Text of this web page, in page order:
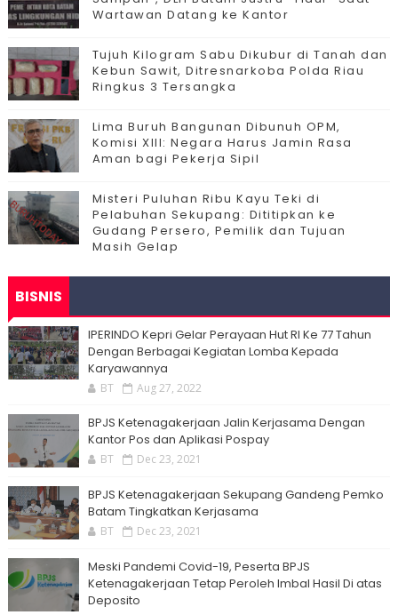
Wartawan Datang ke Kantor
Tujuh Kilogram Sabu Dikubur di Tanah dan
Kebun Sawit, Ditresnarkoba Polda Riau
Ringkus 3 Tersangka
Lima Buruh Bangunan Dibunuh OPM,
Komisi XIII: Negara Harus Jamin Rasa
Aman bagi Pekerja Sipil
Misteri Puluhan Ribu Kayu Teki di
Pelabuhan Sekupang: Dititipkan ke
Gudang Persero, Pemilik dan Tujuan
Masih Gelap
BISNIS
IPERINDO Kepri Gelar Perayaan Hut RI Ke 77 Tahun
Dengan Berbagai Kegiatan Lomba Kepada
Karyawannya
BT Aug 27, 2022
BPJS Ketenagakerjaan Jalin Kerjasama Dengan
Kantor Pos dan Aplikasi Pospay
BT Dec 23, 2021
BPJS Ketenagakerjaan Sekupang Gandeng Pemko
Batam Tingkatkan Kerjasama
BT Dec 23, 2021
Meski Pandemi Covid-19, Peserta BPJS
Ketenagakerjaan Tetap Peroleh Imbal Hasil Di atas
Deposito